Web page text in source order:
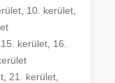
10. kerület
15. kerület, 16.
, 21. kerület,